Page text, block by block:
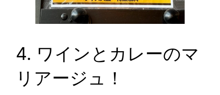
4. ワインとカレーのマ
リアージュ！